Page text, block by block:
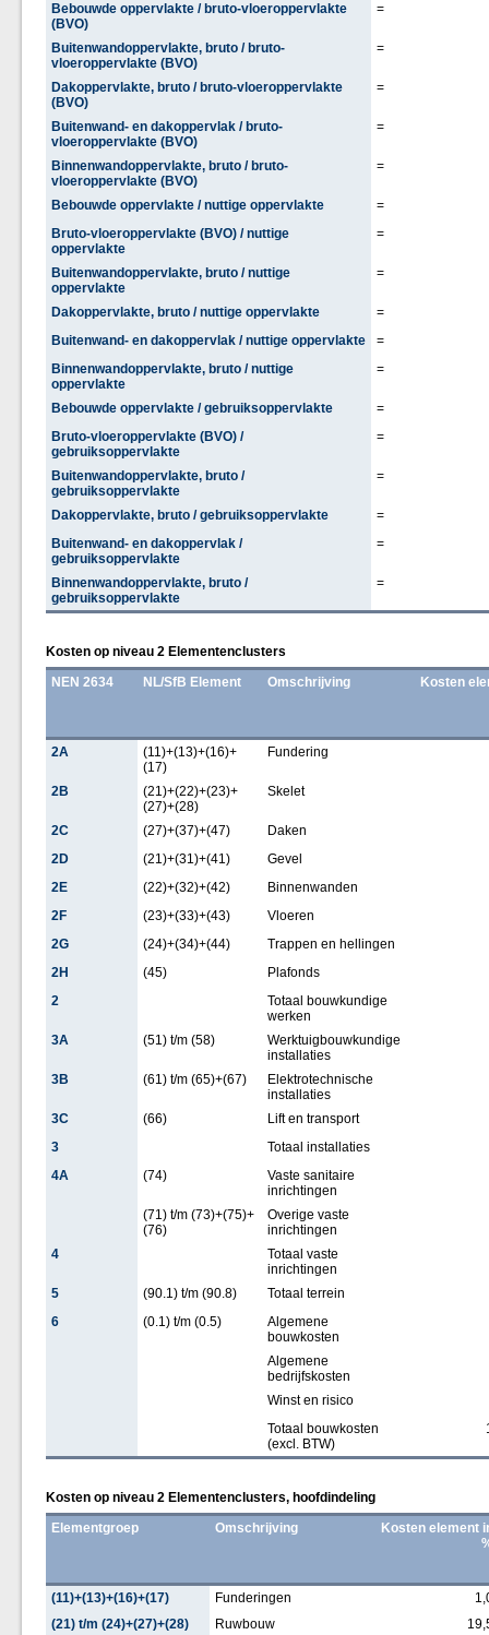
Bebouwde oppervlakte / bruto-vloeroppervlakte
(BVO)
=
Buitenwandoppervlakte, bruto / bruto-
vloeroppervlakte (BVO)
=
Dakoppervlakte, bruto / bruto-vloeroppervlakte
(BVO)
=
Buitenwand- en dakoppervlak / bruto-
vloeroppervlakte (BVO)
=
Binnenwandoppervlakte, bruto / bruto-
vloeroppervlakte (BVO)
=
Bebouwde oppervlakte / nuttige oppervlakte
=
Bruto-vloeroppervlakte (BVO) / nuttige
oppervlakte
=
Buitenwandoppervlakte, bruto / nuttige
oppervlakte
=
Dakoppervlakte, bruto / nuttige oppervlakte
=
Buitenwand- en dakoppervlak / nuttige oppervlakte
=
Binnenwandoppervlakte, bruto / nuttige
oppervlakte
=
Bebouwde oppervlakte / gebruiksoppervlakte
=
Bruto-vloeroppervlakte (BVO) /
gebruiksoppervlakte
=
Buitenwandoppervlakte, bruto /
gebruiksoppervlakte
=
Dakoppervlakte, bruto / gebruiksoppervlakte
=
Buitenwand- en dakoppervlak /
gebruiksoppervlakte
=
Binnenwandoppervlakte, bruto /
gebruiksoppervlakte
=
Kosten op niveau 2 Elementenclusters
NEN 2634
NL/SfB Element Omschrijving Kosten
2A
(11)+(13)+(16)+
(17)
Fundering
2B
(21)+(22)+(23)+
(27)+(28)
Skelet
2C (27)+(37)+(47)
Daken
2D
(21)+(31)+(41)
Gevel
2E
(22)+(32)+(42)
Binnenwanden
2F
(23)+(33)+(43)
Vloeren
2G
(24)+(34)+(44)
Trappen en hellingen
2H
(45)
Plafonds
2
Totaal bouwkundige
werken
3A
(51) t/m (58)
Werktuigbouwkundige
installaties
3B
(61) t/m (65)+(67)
Elektrotechnische
installaties
3C
(66)
Lift en transport
3
Totaal installaties
4A
(74)
Vaste sanitaire
inrichtingen
(71) t/m (73)+(75)+
(76)
Overige vaste
inrichtingen
4
Totaal vaste
inrichtingen
5
(90.1) t/m (90.8)
Totaal terrein
6
(0.1) t/m (0.5)
Algemene
bouwkosten
Algemene
bedrijfskosten
Winst en risico
Totaal bouwkosten
(excl. BTW)
Kosten op niveau 2 Elementenclusters, hoofdindeling
Elementgroep
Omschrijving
Kosten element
(11)+(13)+(16)+(17) Funderingen
(21) t/m (24)+(27)+(28)
Ruwbouw